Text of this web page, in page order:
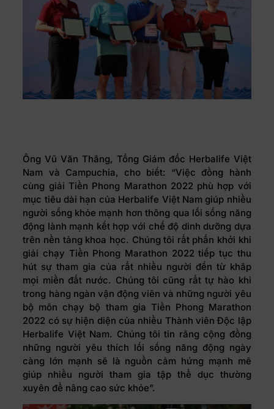
Ông Vũ Văn Thắng, Tổng Giám đốc Herbalife Việt
Nam và Campuchia, cho biết: “Việc đồng hành
cùng giải Tiền Phong Marathon 2022 phù hợp với
mục tiêu dài hạn của Herbalife Việt Nam giúp nhiều
người sống khỏe mạnh hơn thông qua lối sống năng
động lành mạnh kết hợp với chế độ dinh dưỡng dựa
trên nền tảng khoa học. Chúng tôi rất phấn khởi khi
giải chạy Tiền Phong Marathon 2022 tiếp tục thu
hút sự tham gia của rất nhiều người đến từ khắp
mọi miền đất nước. Chúng tôi cũng rất tự hào khi
trong hàng ngàn vận động viên và những người yêu
bộ môn chạy bộ tham gia Tiền Phong Marathon
2022 có sự hiện diện của nhiều Thành viên Độc lập
Herbalife Việt Nam. Chúng tôi tin rằng cộng đồng
những người yêu thích lối sống năng động ngày
càng lớn mạnh sẽ là nguồn cảm hứng mạnh mẽ
giúp nhiều người tham gia tập thể dục thường
xuyên để nâng cao sức khỏe”.